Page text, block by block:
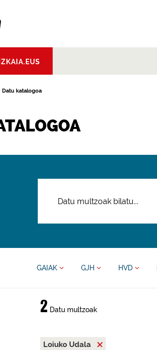
Datu katalogoa
GAIAK GJH HVD
2 Datu multzoak
Loiuko Udala